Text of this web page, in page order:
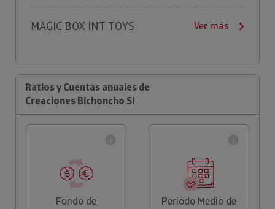
MAGIC BOX INT TOYS Ver más
Ratios y Cuentas anuales de
Creaciones Bichoncho Sl
Fondo de
Periodo Medio de